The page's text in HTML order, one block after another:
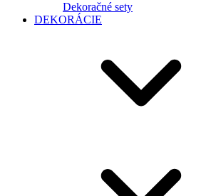
Dekoračné sety
DEKORÁCIE